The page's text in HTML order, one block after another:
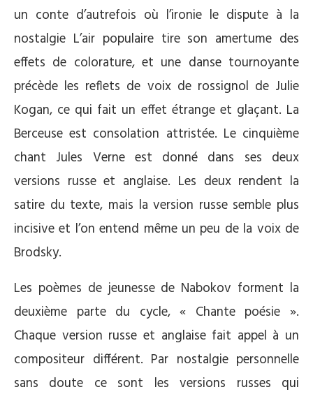
un conte d’autrefois où l’ironie le dispute à la
nostalgie L’air populaire tire son amertume des
effets de colorature, et une danse tournoyante
précède les reflets de voix de rossignol de Julie
Kogan, ce qui fait un effet étrange et glaçant. La
Berceuse est consolation attristée. Le cinquième
chant Jules Verne est donné dans ses deux
versions russe et anglaise. Les deux rendent la
satire du texte, mais la version russe semble plus
incisive et l’on entend même un peu de la voix de
Brodsky.
Les poèmes de jeunesse de Nabokov forment la
deuxième parte du cycle, « Chante poésie ».
Chaque version russe et anglaise fait appel à un
compositeur différent. Par nostalgie personnelle
sans doute ce sont les versions russes qui